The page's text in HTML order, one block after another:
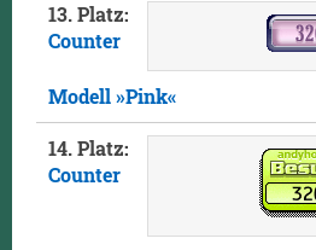
13. Platz:
Counter
Modell »Pink«
14. Platz:
Counter